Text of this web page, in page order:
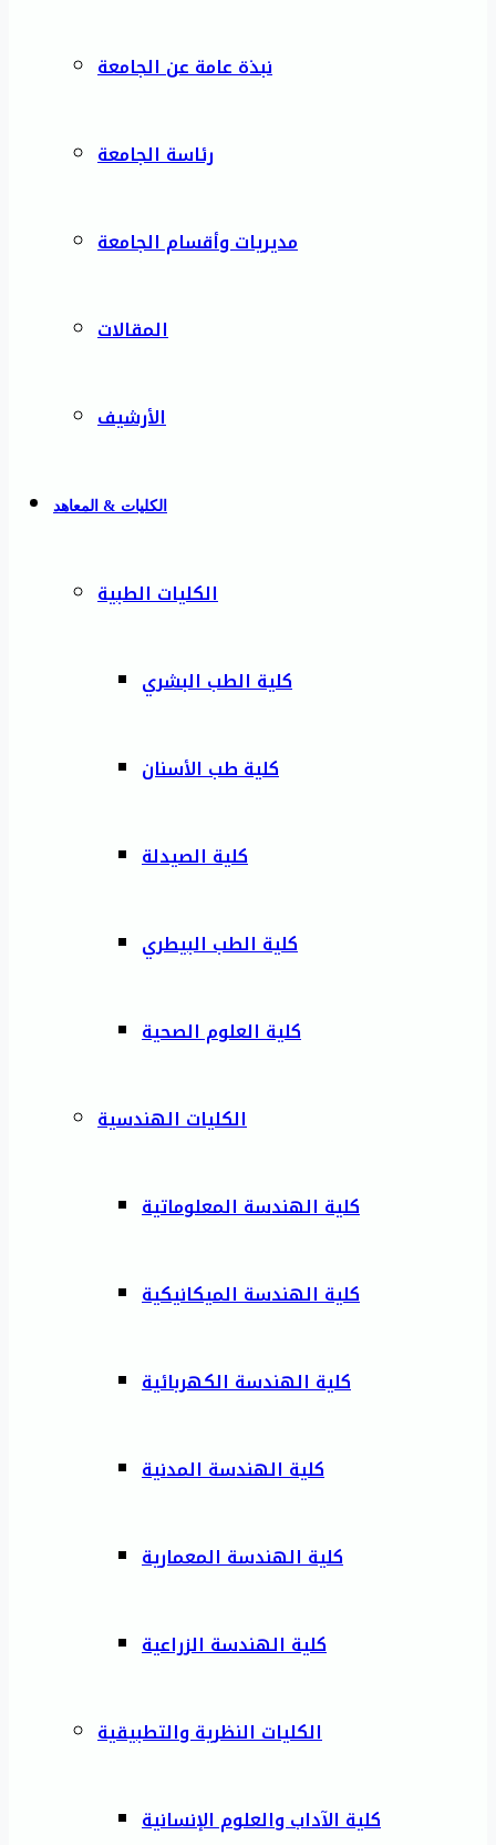
نبذة عامة عن الجامعة
رئاسة الجامعة
مديريات وأقسام الجامعة
المقالات
الأرشيف
الكليات & المعاهد
الكليات الطبية
كلية الطب البشري
كلية طب الأسنان
كلية الصيدلة
كلية الطب البيطري
كلية العلوم الصحية
الكليات الهندسية
كلية الهندسة المعلوماتية
كلية الهندسة الميكانيكية
كلية الهندسة الكهربائية
كلية الهندسة المدنية
كلية الهندسة المعمارية
كلية الهندسة الزراعية
الكليات النظرية والتطبيقية
كلية الآداب والعلوم الإنسانية